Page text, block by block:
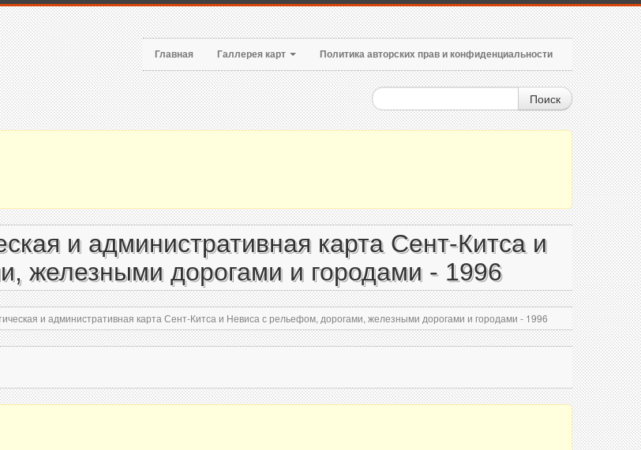
Главная Галлерея карт Политика авторских прав и конфиденциальности
Поиск
и административная карта Сент-Китса и
железными дорогами и городами - 1996
и административная карта Сент-Китса и Невиса с рельефом, дорогами, железными дорогами и городами - 1996